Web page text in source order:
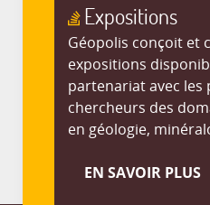
Expositions
Géopolis conçoit et
expositions
partenariat avec les
chercheurs des
en géologie,
EN SAVOIR PLUS